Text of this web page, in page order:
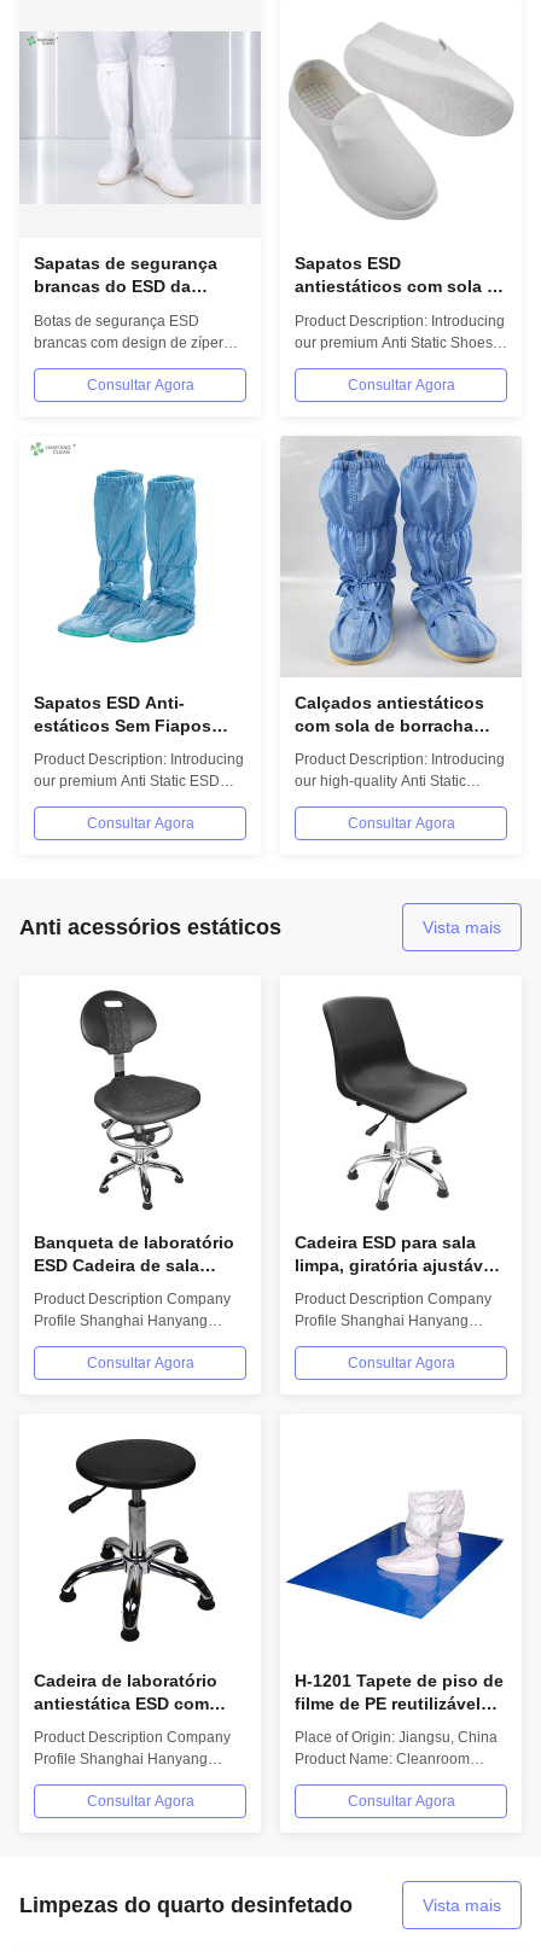
Sapatas de segurança
brancas do ESD da
com projeto do zíper para
a esterilização de alta
temperatura
Botas de segurança ESD
brancas com design de zíper
alimentícias e...Consultar Agora
Sapatos ESD
antiestáticos com sola de
design lavável e
revestimento respirável
para uso em salas limpas
e industriais
Product Description: Introducing
our premium Anti Static Shoes,
exceptional...Consultar Agora
Sapatos ESD Anti-
estáticos Sem Fiapos
e Sola de Borracha
Antiderrapante para
Segurança em Sala Limpa
Product Description: Introducing
our premium Anti Static ESD
Consultar Agora
Calçados antiestáticos
com sola de borracha
revestimento respirável e
coberturas de calçados
laváveis para ambientes
de sala limpa
Product Description: Introducing
our high-quality Anti Static
Consultar Agora
Anti acessórios estáticos Vista mais
Banqueta de laboratório
ESD Cadeira de sala
couro PU
Product Description Company
Profile Shanghai Hanyang
Clean Technology Co, Ltd is
Professional for...
Consultar Agora
Cadeira ESD para sala
limpa, giratória ajustável,
Product Description Company
Profile Shanghai Hanyang
Clean Technology Co, Ltd is
Professional for...
Consultar Agora
Cadeira de laboratório
antiestática ESD com
Product Description Company
Profile Shanghai Hanyang
Clean Technology Co, Ltd is
Professional for...
Consultar Agora
H-1201 Tapete de piso de
filme de PE reutilizável
Design resistente a
limpas e casa
Place of Origin: Jiangsu, China
Product Name: Cleanroom
Sticky Mat Model: H-1201
Brand: Hanyang...
Consultar Agora
Limpezas do quarto desinfetado Vista mais